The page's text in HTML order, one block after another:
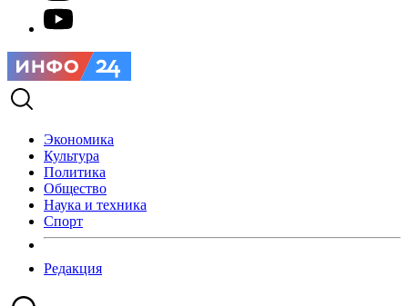
Экономика
Культура
Политика
Общество
Наука и техника
Спорт
Редакция